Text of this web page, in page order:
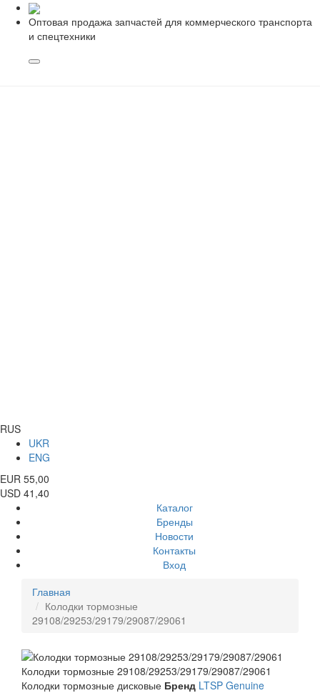
Оптовая продажа запчастей для коммерческого транспорта
и спецтехники
RUS
UKR
ENG
EUR 55,00
USD 41,40
Каталог
Бренды
Новости
Контакты
Вход
Главная
Колодки тормозные
29108/29253/29179/29087/29061
Колодки тормозные 29108/29253/29179/29087/29061
Колодки тормозные дисковые Бренд LTSP Genuine